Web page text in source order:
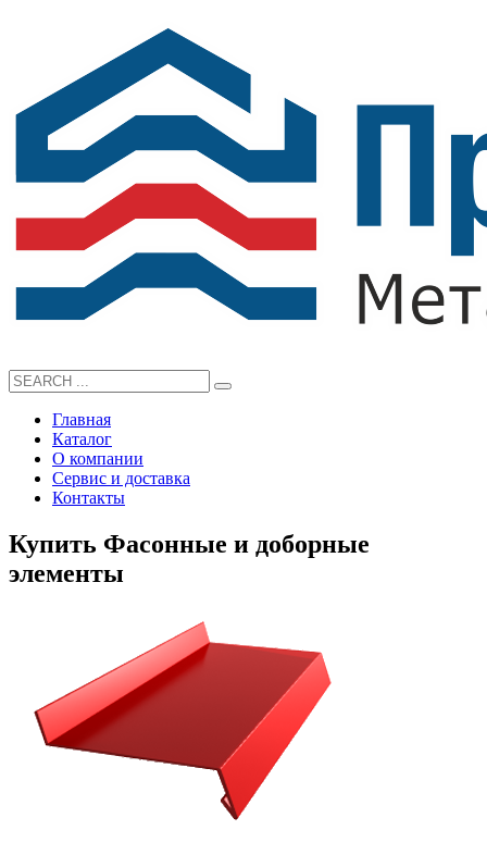
Главная
Каталог
О компании
Сервис и доставка
Контакты
Купить Фасонные и доборные
элементы